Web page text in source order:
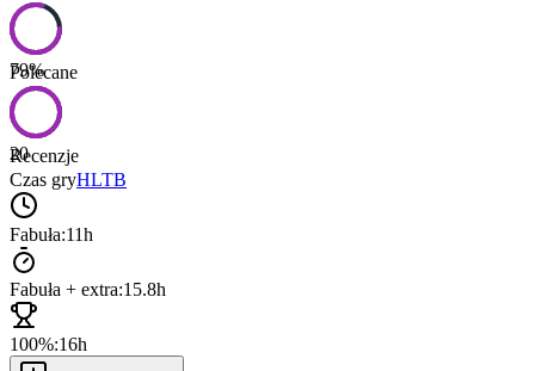
79%
Polecane
20
Recenzje
Czas gryHLTB
Fabuła:11h
Fabuła + extra:15.8h
100%:16h